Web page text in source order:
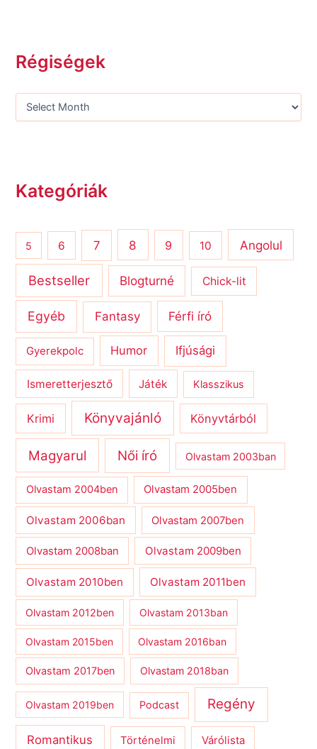
Régiségek
Kategóriák
5 6 7 8 9 10 Angolul
Bestseller Blogturné Chick-lit
Egyéb Fantasy Férfi író
Gyerekpolc Humor Ifjúsági
Ismeretterjesztő Játék Klasszikus
Krimi Könyvajánló Könyvtárból
Magyarul Női író Olvastam 2003ban
Olvastam 2004ben Olvastam 2005ben
Olvastam 2006ban Olvastam 2007ben
Olvastam 2008ban Olvastam 2009ben
Olvastam 2010ben Olvastam 2011ben
Olvastam 2012ben Olvastam 2013ban
Olvastam 2015ben Olvastam 2016ban
Olvastam 2017ben Olvastam 2018ban
Olvastam 2019ben Podcast Regény
Romantikus Történelmi Várólista